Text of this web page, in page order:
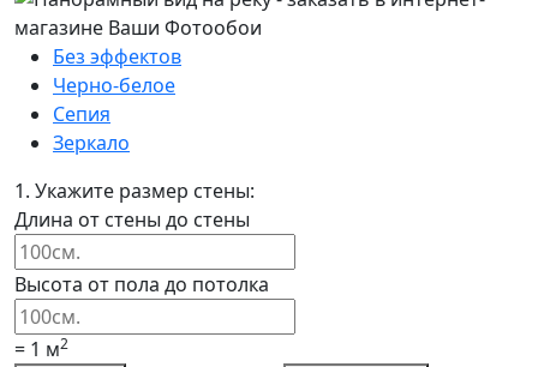
Без эффектов
Черно-белое
Сепия
Зеркало
1. Укажите размер стены:
Длина от стены до стены
Высота от пола до потолка
= 1 м2